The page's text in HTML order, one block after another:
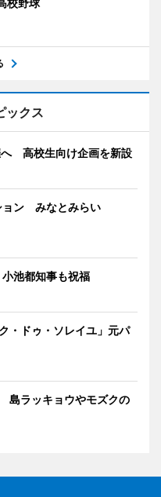
校野球
ックス
高校生向け企画を新設
ョン みなとみらい
池都知事も祝福
・ドゥ・ソレイユ」元パ
島ラッキョウやモズクの